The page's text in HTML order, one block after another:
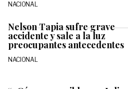
NACIONAL
Nelson Tapia sufre grave
accidente y sale a la luz
preocupantes antecedentes
NACIONAL